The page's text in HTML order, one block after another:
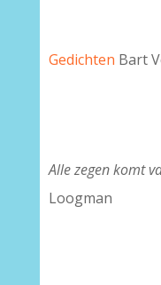
Gedichten Bart
Alle zegen komt
Loogman